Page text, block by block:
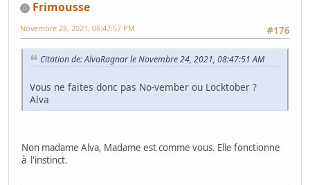
Frimousse
#176
Novembre 28, 2021, 06:47:57 PM
Citation de: AlvaRagnar le Novembre 24, 2021, 08:47:51 AM
Vous ne faites donc pas No-vember ou Locktober ?
Alva
Non madame Alva, Madame est comme vous. Elle fonctionne
à l'instinct.